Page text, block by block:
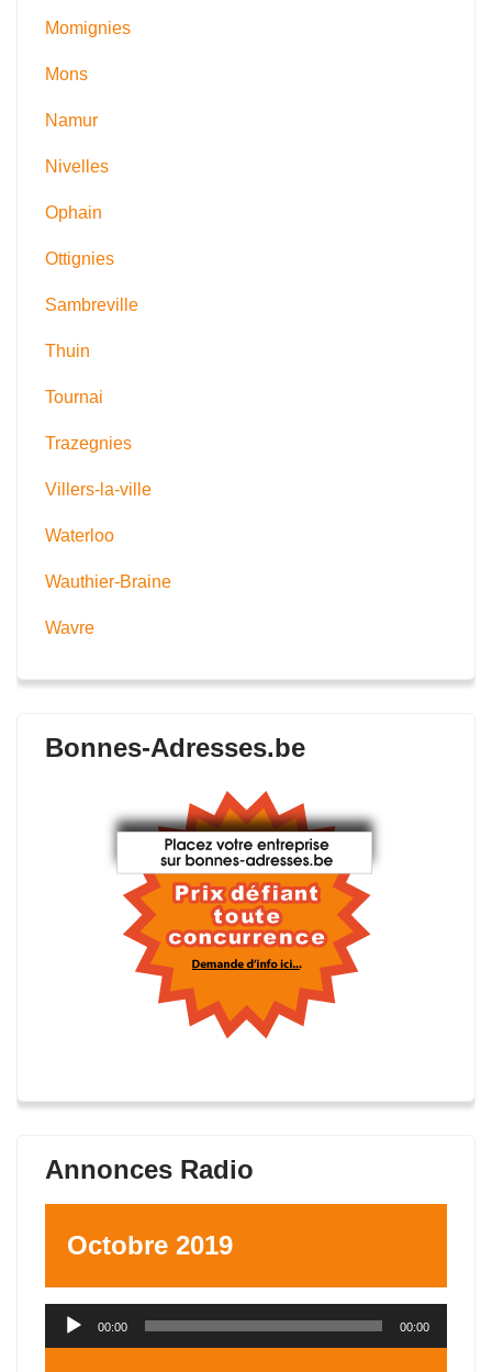
Momignies
Mons
Namur
Nivelles
Ophain
Ottignies
Sambreville
Thuin
Tournai
Trazegnies
Villers-la-ville
Waterloo
Wauthier-Braine
Wavre
Bonnes-Adresses.be
Annonces Radio
Octobre 2019
Lecteur
00:00 00:00